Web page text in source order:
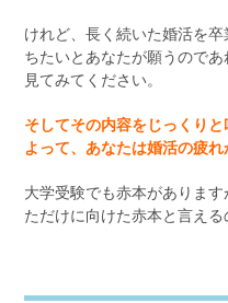
けれど、長く続いた婚活を
ちたいとあなたが願うので
見てみてください。
そしてその内容をじっくり
よって、あなたは婚活の疲れ
大学受験でも赤本がありま
ただけに向けた赤本と言える